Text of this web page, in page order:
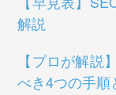
解説
【プロが解説
べき4つの手